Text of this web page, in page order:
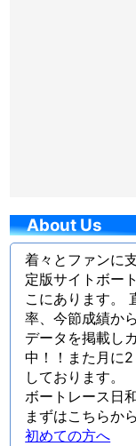
About Us
着々とファンに
定版サイトボー
こにあります。
率、今節成績か
データを掲載し
中！！また月に
しております。
ボートレース日
まずはこちらか
初めての方へ